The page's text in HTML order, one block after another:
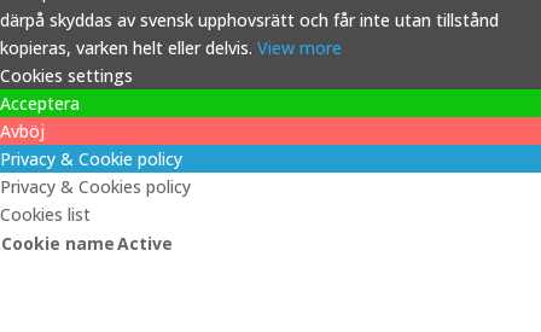
därpå skyddas av svensk upphovsrätt och får inte utan tillstånd
kopieras, varken helt eller delvis. View more
Cookies settings
Acceptera
Avböj
Privacy & Cookie policy
Privacy & Cookies policy
Cookies list
Cookie nameActive